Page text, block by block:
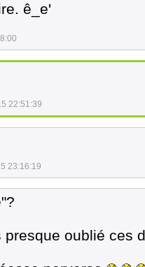
ê_e'
22:51:39
23:16:19
presque oublié ces